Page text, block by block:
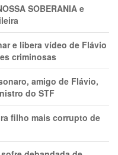
SOBERANIA e
e libera vídeo de Flávio
criminosas
amigo de Flávio,
do STF
filho mais corrupto de